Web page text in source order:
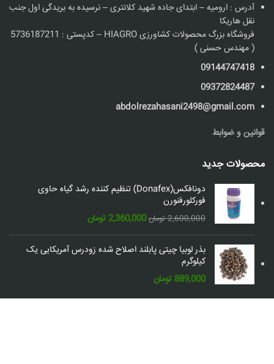
آدرس : ارومیه – ابتدای جاده شهید کلانتری – نرسیده به بریدگی اول جنب
نقل هاریکا
فروشگاه بزرگ محصولات کشاورزی HIAGRO – کدپستی : 5736187211
( مهندس حسنی )
09144747418
09372824487
abdolrezahasani2498@gmail.com
قوانین و ضوابط
محصولات جدید
دونافکس(Donafex) تنظیم کننده رشد گیاه حاوی
فورکلورفنورن
2,600,000 تومان قیمت
اصلی:
2,600,000 تومان
2,360,000 تومانقیمت
فعلی:
2,360,000 تومان.
بذر لوبیا چیتی پابلند اصلاح شده زودرس آمریکایی یک
کیلوگرم
889,000 تومان